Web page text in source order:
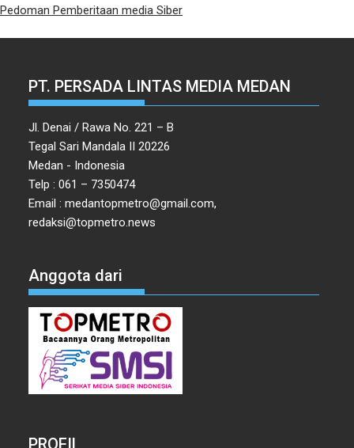
Pedoman Pemberitaan media Siber
PT. PERSADA LINTAS MEDIA MEDAN
Jl. Denai / Rawa No. 221 – B
Tegal Sari Mandala II 20226
Medan - Indonesia
Telp : 061 – 7350474
Email : medantopmetro@gmail.com,
redaksi@topmetro.news
Anggota dari
PROFIL